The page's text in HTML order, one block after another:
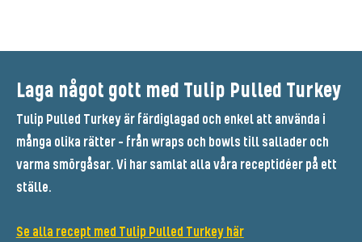
Laga något gott med Tulip Pulled Turkey
Tulip Pulled Turkey är färdiglagad och enkel att använda i
många olika rätter – från wraps och bowls till sallader och
varma smörgåsar. Vi har samlat alla våra receptidéer på ett
ställe.
Se alla recept med Tulip Pulled Turkey här